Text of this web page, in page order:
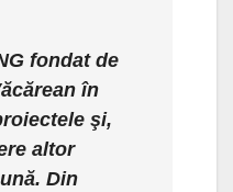
fondat de
în
şi,
altor
Din